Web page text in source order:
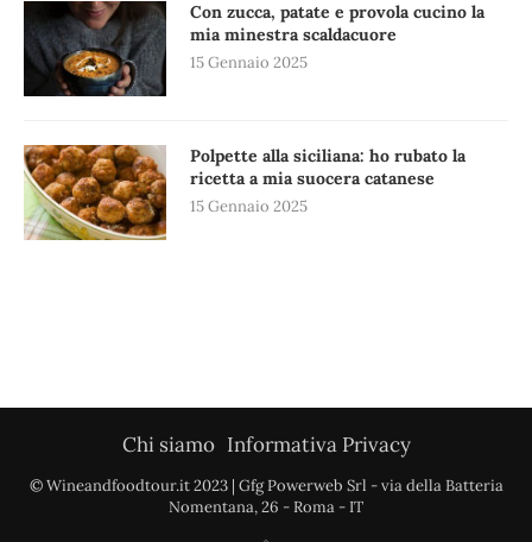
Con zucca, patate e provola cucino la
mia minestra scaldacuore
15 Gennaio 2025
Polpette alla siciliana: ho rubato la
ricetta a mia suocera catanese
15 Gennaio 2025
Chi siamo Informativa Privacy
© Wineandfoodtour.it 2023 | Gfg Powerweb Srl - via della Batteria
Nomentana, 26 - Roma - IT